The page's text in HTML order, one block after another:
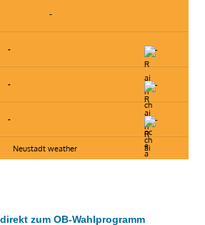
-
- -
- -
- -
Neustadt weather
zum OB-Wahlprogramm